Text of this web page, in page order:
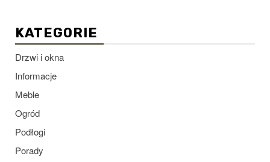
KATEGORIE
Drzwi i okna
Informacje
Meble
Ogród
Podłogi
Porady